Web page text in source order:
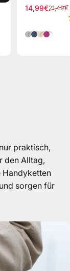
14,99€
Normaler
21,49€
Silber
Blau
Gold
Pink
praktisch,
den Alltag,
Handyketten
sorgen für